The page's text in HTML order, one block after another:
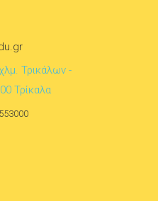
Τρικάλων -
Τρίκαλα